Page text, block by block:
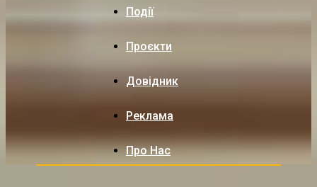
Події
Проєкти
Довідник
Реклама
Про Нас